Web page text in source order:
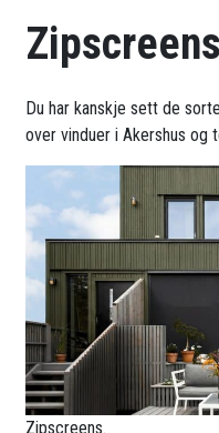
Du har kanskje sett de
over vinduer i Akershus og
Zipscreens.